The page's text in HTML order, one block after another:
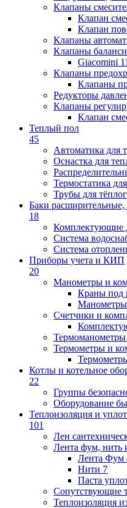
Клапаны
Клапан
Клапан
Клапаны
Клапаны
Giacomini 11
Клапаны
Клапаны
Редукторы
Клапаны
Клапан
Теплый пол
45
Автоматика для
Оснастка для
Термостатика
Трубы для
Баки расширительные,
18
Комплектующие
Система
Система
Приборы учета и КИП
20
Манометры и
Краны под
Манометры
Счетчики и
Термоманометры
Термометры и
Котлы и котельное
22
Группы
Оборудование
Теплоизоляция и
101
Лен
Лента фум, нить
Лента Фум
Нити 7
Паста
Сопутствующие
Теплоизоляция